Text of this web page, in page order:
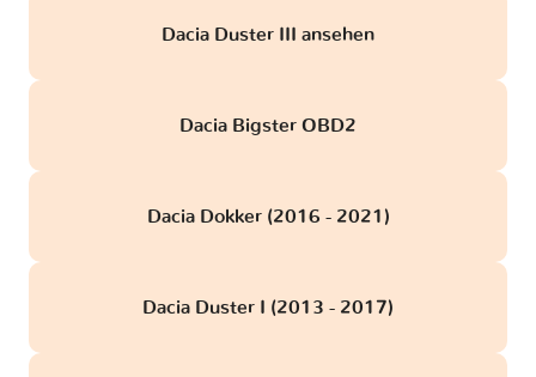
Dacia Duster III ansehen
Dacia Bigster OBD2
Dacia Dokker (2016 - 2021)
Dacia Duster I (2013 - 2017)